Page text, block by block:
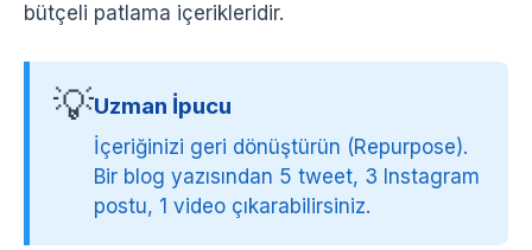
bütçeli patlama içerikleridir.
💡Uzman İpucu
İçeriğinizi geri dönüştürün (Repurpose).
Bir blog yazısından 5 tweet, 3 Instagram
postu, 1 video çıkarabilirsiniz.